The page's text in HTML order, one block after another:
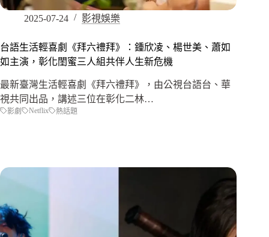
2025-07-24 影視娛樂
台語生活輕喜劇《拜六禮拜》：鍾欣凌、楊世美、蕭如
如主演，彰化閨蜜三人組共伴人生新危機
最新臺灣生活輕喜劇《拜六禮拜》，由公視台語台、華
視共同出品，講述三位在彰化二林…
影劇 Netflix 熱話題